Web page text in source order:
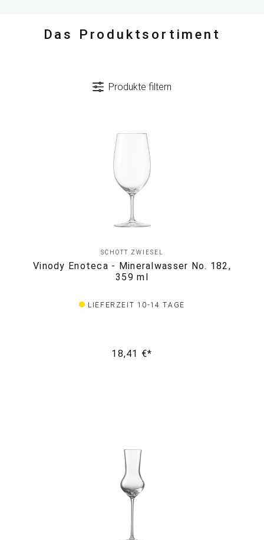
Das Produktsortiment
Produkte filtern
SCHOTT ZWIESEL
Vinody Enoteca - Mineralwasser No. 182,
359 ml
LIEFERZEIT 10-14 TAGE
18,41 €*